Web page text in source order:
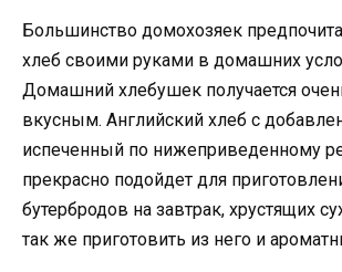
Большинство домохозяек
хлеб своими руками в домашних
Домашний хлебушек получается
вкусным. Английский хлеб с
испеченный по нижеприведенному
прекрасно подойдет для
бутербродов на завтрак, хрустящих
так же приготовить из него и